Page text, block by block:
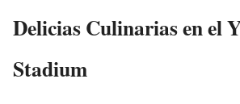
Delicias Culinarias en el
Stadium